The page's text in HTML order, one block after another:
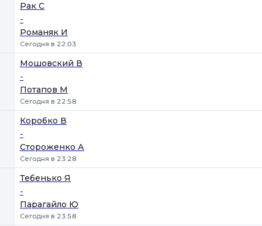
Рак С
-
Романяк И
Сегодня в 22:03
Мошовский В
-
Потапов М
Сегодня в 22:58
Коробко В
-
Стороженко А
Сегодня в 23:28
Тебенько Я
-
Парагайло Ю
Сегодня в 23:58